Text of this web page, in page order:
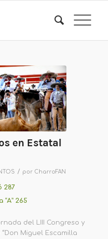
en Estatal
/ por CharroFAN
287
265
del LIII Congreso y
Miguel Escamilla